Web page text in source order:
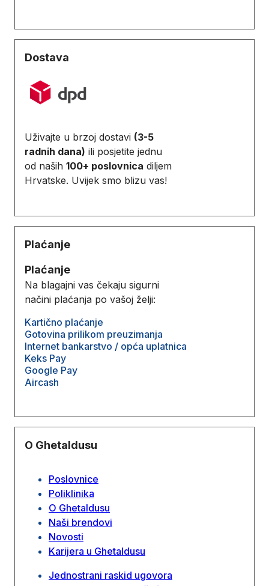
Dostava
Uživajte u brzoj dostavi (3-5
radnih dana) ili posjetite jednu
od naših 100+ poslovnica diljem
Hrvatske. Uvijek smo blizu vas!
Plaćanje
Plaćanje
Na blagajni vas čekaju sigurni
načini plaćanja po vašoj želji:
Kartično plaćanje
Gotovina prilikom preuzimanja
Internet bankarstvo / opća uplatnica
Keks Pay
Google Pay
Aircash
O Ghetaldusu
Poslovnice
Poliklinika
O Ghetaldusu
Naši brendovi
Novosti
Karijera u Ghetaldusu
Jednostrani raskid ugovora